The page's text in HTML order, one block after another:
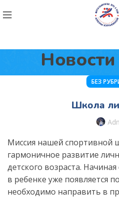
БЕЗ
Школа
Миссия нашей спортивной
гармоничное развитие
детского возраста.
в ребенке уже появляется
необходимо направить в